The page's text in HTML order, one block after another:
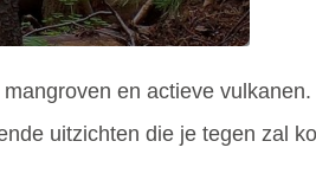
en actieve vulkanen.
uitzichten die je tegen zal